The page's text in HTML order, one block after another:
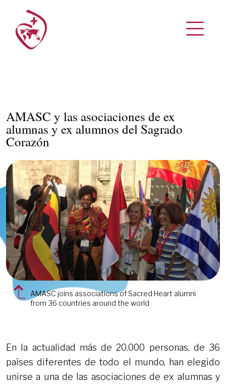
AMASC y las asociaciones de ex
alumnas y ex alumnos del Sagrado
Corazón
AMASC joins associations of Sacred Heart alumni
from 36 countries around the world
En la actualidad más de 20.000 personas, de 36
países diferentes de todo el mundo, han elegido
unirse a una de las asociaciones de ex alumnas y